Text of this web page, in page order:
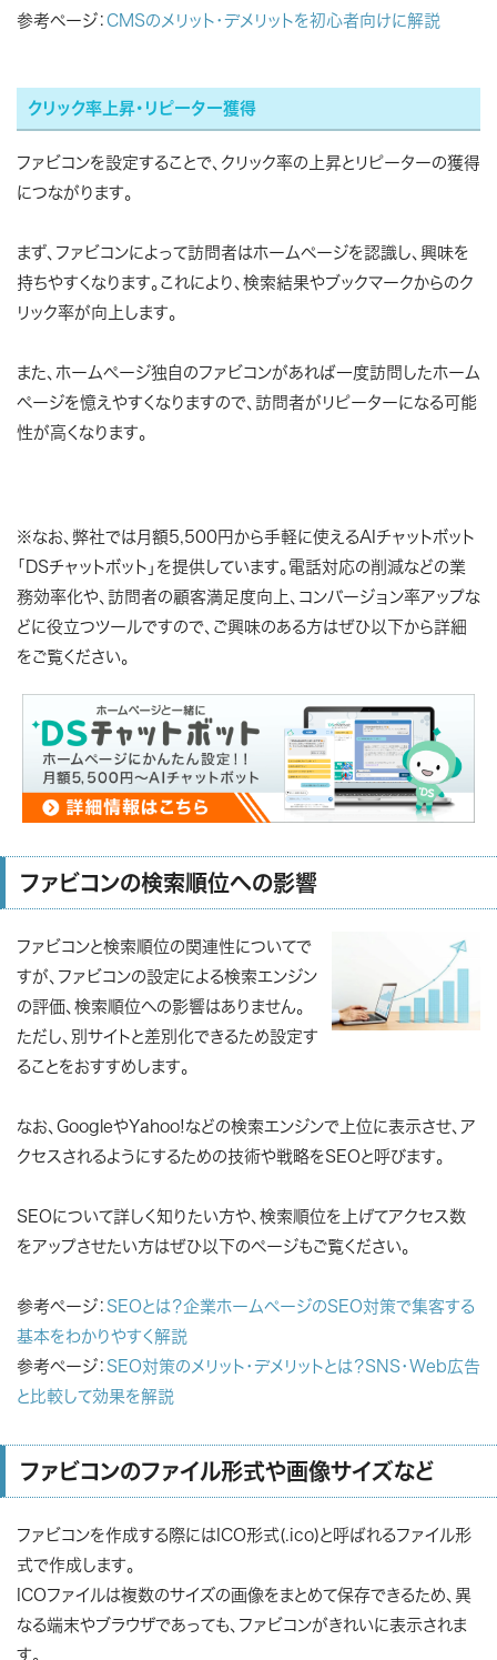
参考ページ： CMSのメリット・デメリットを初心者向けに解説
クリック率上昇・リピーター獲得
ファビコンを設定することで、クリック率の上昇とリピーターの獲得
につながります。
まず、ファビコンによって訪問者はホームページを認識し、興味を
持ちやすくなります。これにより、検索結果やブックマークからのク
リック率が向上します。
また、ホームぺージ独自のファビコンがあれば一度訪問したホーム
ぺージを憶えやすくなりますので、訪問者がリピーターになる可能
性が高くなります。
※なお、弊社では月額5,500円から手軽に使えるAIチャットボット
「DSチャットボット」を提供しています。電話対応の削減などの業
務効率化や、訪問者の顧客満足度向上、コンバージョン率アップな
どに役立つツールですので、ご興味のある方はぜひ以下から詳細
をご覧ください。
ファビコンの検索順位への影響
ファビコンと検索順位の関連性についてで
すが、ファビコンの設定による検索エンジン
の評価、検索順位への影響はありません。
ただし、別サイトと差別化できるため設定す
ることをおすすめします。
なお、GoogleやYahoo!などの検索エンジンで上位に表示させ、ア
クセスされるようにするための技術や戦略をSEOと呼びます。
SEOについて詳しく知りたい方や、検索順位を上げてアクセス数
をアップさせたい方はぜひ以下のぺージもご覧ください。
参考ぺージ： SEOとは？企業ホームページのSEO対策で集客する
基本をわかりやすく解説
参考ページ： SEO対策のメリット・デメリットとは？SNS・Web広告
と比較して効果を解説
ファビコンのファイル形式や画像サイズなど
ファビコンを作成する際にはICO形式(.ico)と呼ばれるファイル形
式で作成します。
ICOファイルは複数のサイズの画像をまとめて保存できるため、異
なる端末やブラウザであっても、ファビコンがきれいに表示されま
す。